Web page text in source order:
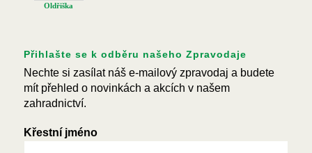
Oldřiška
Přihlašte se k odběru našeho Zpravodaje
Nechte si zasílat náš e-mailový zpravodaj a budete
mít přehled o novinkách a akcích v našem
zahradnictví.
Křestní jméno